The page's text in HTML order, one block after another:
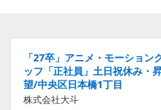
「27卒」アニメ・モーショ
ッフ「正社員」土日祝休み・
望/中央区日本橋1丁目
株式会社大斗